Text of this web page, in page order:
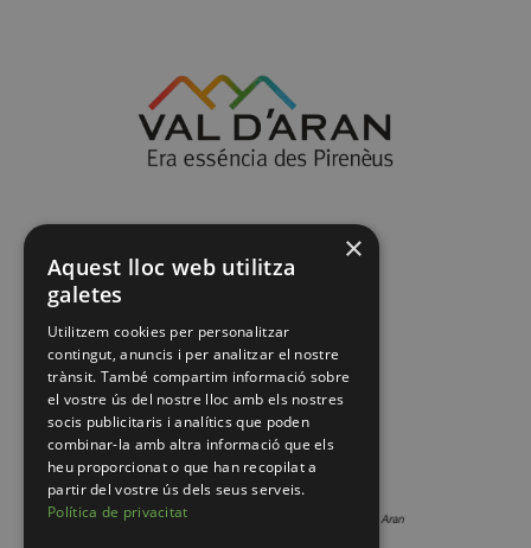
×
Aquest lloc web utilitza
galetes
Utilitzem cookies per personalitzar
contingut, anuncis i per analitzar el nostre
trànsit. També compartim informació sobre
el vostre ús del nostre lloc amb els nostres
socis publicitaris i analítics que poden
combinar-la amb altra informació que els
heu proporcionat o que han recopilat a
partir del vostre ús dels seus serveis.
Política de privacitat